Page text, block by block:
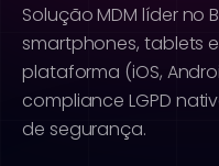
Solução MDM líder no
smartphones, tablets
plataforma (iOS,
compliance LGPD
de segurança.